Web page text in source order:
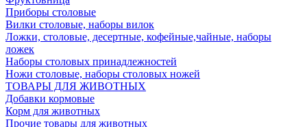
Приборы столовые
Вилки столовые, наборы вилок
Ложки, столовые, десертные, кофейные,чайные, наборы
ложек
Наборы столовых принадлежностей
Ножи столовые, наборы столовых ножей
ТОВАРЫ ДЛЯ ЖИВОТНЫХ
Добавки кормовые
Корм для животных
Прочие товары для животных